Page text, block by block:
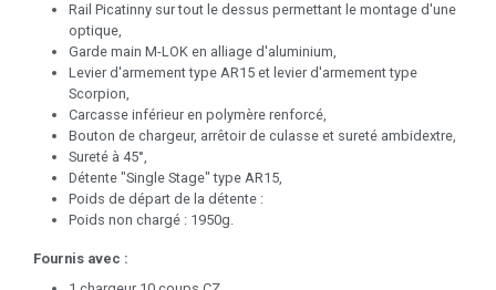
Rail Picatinny sur tout le dessus permettant le montage d'une
optique,
Garde main M-LOK en alliage d'aluminium,
Levier d'armement type AR15 et levier d'armement type
Scorpion,
Carcasse inférieur en polymère renforcé,
Bouton de chargeur, arrêtoir de culasse et sureté ambidextre,
Sureté à 45°,
Détente "Single Stage" type AR15,
Poids de départ de la détente :
Poids non chargé : 1950g.
Fournis avec :